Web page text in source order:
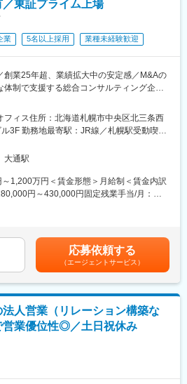
で唯一セルサイドM&A支援を含めた事業承
ります。PEファンド向けやクロスボーダ
、各分野の専門家の下で、スキルを磨け
。
める業務
とにスピード感をもってチャレンジする
ンスを重視する企業風土です。離職率も
ける会社です。
を展開しています。オペレーティングリー
壁が高く競合が比較的少ない、（2）潜在
（潜在的な顧客は国内に約30万社近くあり
がアプローチできているのは30分の1程
地あり）ため、今後も有望な市場と言われ
ループ企業と共に金融商品や資本市場、個
富な専門知識と経験を駆使して、個々の顧
める業務
東証プライム上場
業 5名以上採用 業種未経験歓迎
創業25年超、業績拡大中の安定感／M&Aの
体制で支援する総合コンサルティング企
環として、中小企業のM&Aニーズが高ま
社ではM&Aのコンサルティングを提供する
を増員します。東証プライム上場の安定し
ら専門知識を習得することができる環境
サルタントが一気通貫で担当し、売却先と
トします。専門知識が必要な場面では、社
士のフォローも受けられます。営業成績を
る新規開拓
流入顧客対応
係強化
対応、提案
、クロージングの全プロセスを担当
フィス住所：北海道札幌市中央区北三条西
3F 勤務地最寄駅：JR線／札幌駅受動喫煙
変更の範囲：会社の定める事業所
大通駅
1,200万円＜賃金形態＞月給制＜賃金内訳
円～430,000円固定残業手当/月：
年収は400-600万です。上記固定年収とは
算定し上限なしのインセンティブ（年4回）
慮し決定します。※1年間のみ特別手当を
す。賃金はあくまでも目安の金額であり、
可能性があります。月給(月額)は固定手当を
応募依頼する
（エージェントサービス）
法人営業（リレーション構築な
業優位性◎／土日祝休み